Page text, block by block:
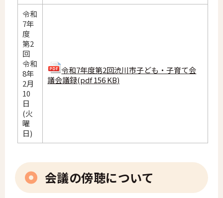
令和
7年
度
第2
回
令和
8年
2月
10
日
(火
曜
日)
令和7年度第2回渋川市子ども・子育て会
議会議録(pdf 156 KB)
会議の傍聴について